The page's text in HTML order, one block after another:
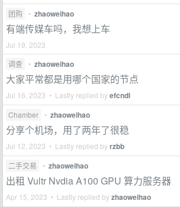
团购 • zhaoweihao
有端传媒车吗，我想上车
Jul 19, 2023
调查
• zhaoweihao
大家平常都是用哪个国家的节点
Jul 16, 2023 • Lastly replied byefcndi
Chamber • zhaoweihao
分享个机场，用了两年了很稳
Jul 12, 2023 • Lastly replied byrzbb
二手交易 • zhaoweihao
出租 Vultr Nvdia A100 GPU 算力服务器
Apr 15, 2023 • Lastly replied byzhaoweihao